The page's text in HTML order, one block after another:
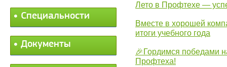
Специальности
Документы
Лето в Профтехе —
Вместе в хорошей
итоги учебного года
🎉Гордимся победами
Профтеха!